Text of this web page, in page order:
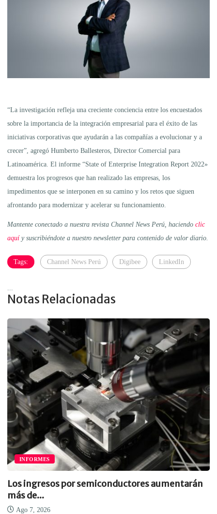
“La investigación refleja una creciente conciencia entre los encuestados
sobre la importancia de la integración empresarial para el éxito de las
iniciativas corporativas que ayudarán a las compañías a evolucionar y a
crecer”, agregó Humberto Ballesteros, Director Comercial para
Latinoamérica. El informe “State of Enterprise Integration Report 2022»
demuestra los progresos que han realizado las empresas, los
impedimentos que se interponen en su camino y los retos que siguen
afrontando para modernizar y acelerar su funcionamiento.
Mantente conectado a nuestra revista Channel News Perú, haciendo clic
aquíy suscribiéndote a nuestro newsletter para contenido de valor diario.
Tags: Channel News Perú Digibee LinkedIn
Notas Relacionadas
INFORMES
Los ingresos por semiconductores aumentarán
más de...
Ago 7, 2026